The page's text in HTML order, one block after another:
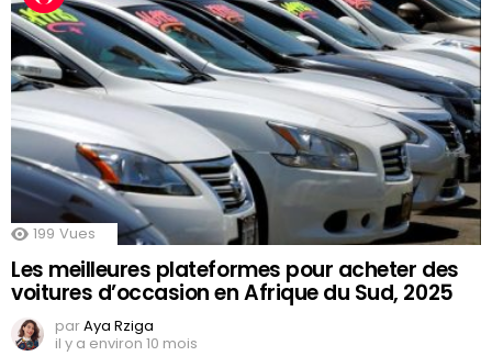
199 Vues
Les meilleures plateformes pour acheter des
voitures d’occasion en Afrique du Sud, 2025
parAya Rziga
il y a environ 10 mois